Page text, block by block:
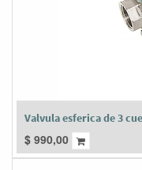
Valvula esferica de 3
$ 990,00